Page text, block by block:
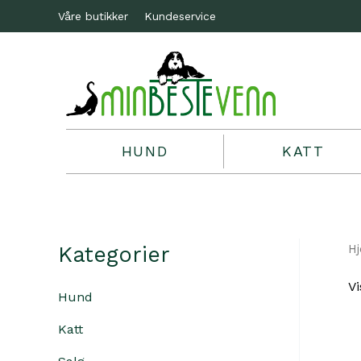
Våre butikker Kundeservice
HUND KATT
Kategorier
Hund
Katt